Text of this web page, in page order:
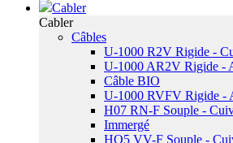
Cabler
Cabler
Câbles
U-1000 R2V Rigide -
U-1000 AR2V Rigide -
Câble BIO
U-1000 RVFV Rigide -
H07 RN-F Souple -
Immergé
HO5 VV-F Souple -